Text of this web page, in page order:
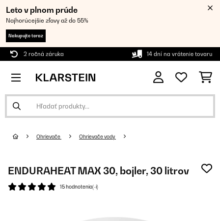
Leto v plnom prúde
Najhorúcejšie zľavy až do 55%
Nakupujte teraz
2 ročná záruka 14 dní na vrátenie tovaru
Ohrievače Ohrievače vody
ENDURAHEAT MAX 30, bojler, 30 litrov
15 hodnotenia(-í)